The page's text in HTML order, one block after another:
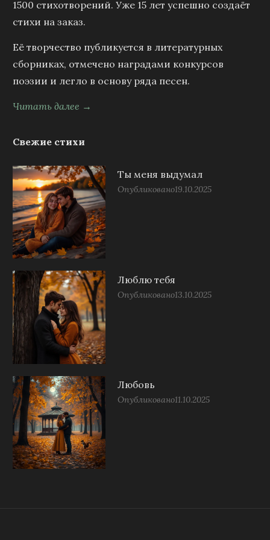
1500 стихотворений. Уже 15 лет успешно создаёт
стихи на заказ.
Её творчество публикуется в литературных
сборниках, отмечено наградами конкурсов
поэзии и легло в основу ряда песен.
Читать далее →
Свежие стихи
Ты меня выдумал
Опубликовано19.10.2025
Люблю тебя
Опубликовано13.10.2025
Любовь
Опубликовано11.10.2025